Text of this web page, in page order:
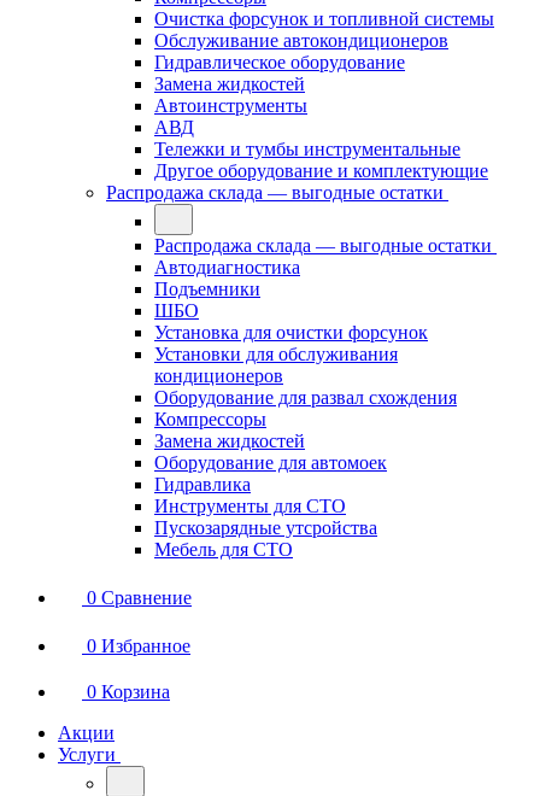
Очистка форсунок и топливной системы
Обслуживание автокондиционеров
Гидравлическое оборудование
Замена жидкостей
Автоинструменты
АВД
Тележки и тумбы инструментальные
Другое оборудование и комплектующие
Распродажа склада — выгодные остатки
Распродажа склада — выгодные остатки
Автодиагностика
Подъемники
ШБО
Установка для очистки форсунок
Установки для обслуживания
кондиционеров
Оборудование для развал схождения
Компрессоры
Замена жидкостей
Оборудование для автомоек
Гидравлика
Инструменты для СТО
Пускозарядные утсройства
Мебель для СТО
0 Сравнение
0 Избранное
0 Корзина
Акции
Услуги